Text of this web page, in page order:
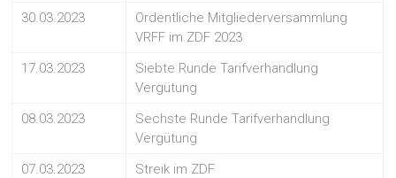
30.03.2023
Ordentliche Mitgliederversammlung
VRFF im ZDF 2023
17.03.2023
Siebte Runde Tarifverhandlung
Vergütung
08.03.2023
Sechste Runde Tarifverhandlung
Vergütung
07.03.2023
Streik im ZDF